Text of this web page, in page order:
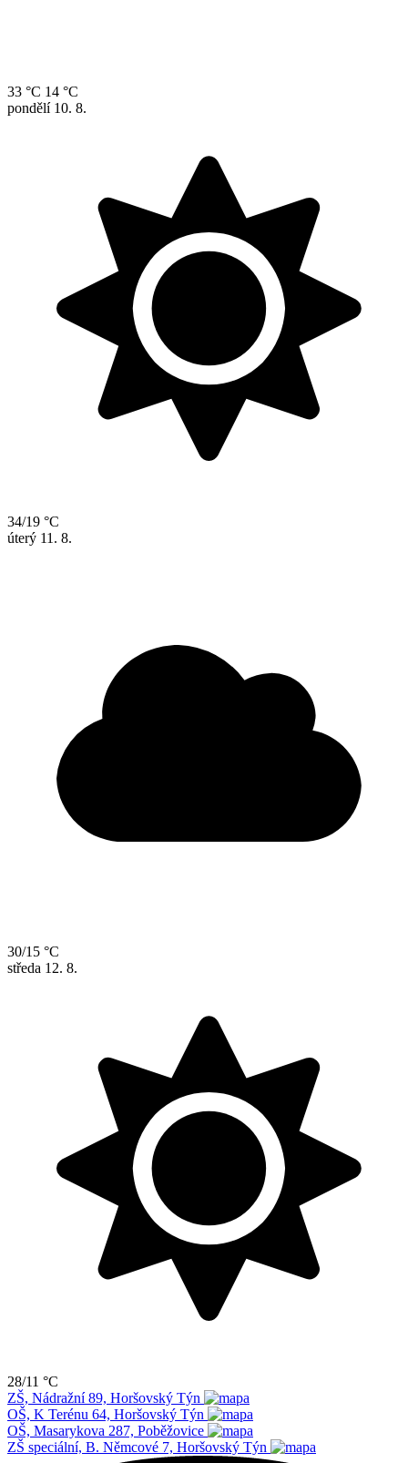
33 °C 14 °C
pondělí 10. 8.
34/19 °C
úterý 11. 8.
30/15 °C
středa 12. 8.
28/11 °C
ZŠ, Nádražní 89, Horšovský Týn
OŠ, K Terénu 64, Horšovský Týn
OŠ, Masarykova 287, Poběžovice
ZŠ speciální, B. Němcové 7, Horšovský Týn